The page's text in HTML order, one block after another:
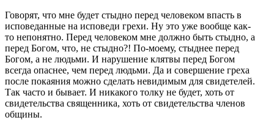
Говорят, что мне будет стыдно перед человеком впасть в
исповеданные на исповеди грехи. Ну это уже вообще как-
то непонятно. Перед человеком мне должно быть стыдно, а
перед Богом, что, не стыдно?! По-моему, стыднее перед
Богом, а не людьми. И нарушение клятвы перед Богом
всегда опаснее, чем перед людьми. Да и совершение греха
после покаяния можно сделать невидимым для свидетелей.
Так часто и бывает. И никакого толку не будет, хоть от
свидетельства священника, хоть от свидетельства членов
общины.